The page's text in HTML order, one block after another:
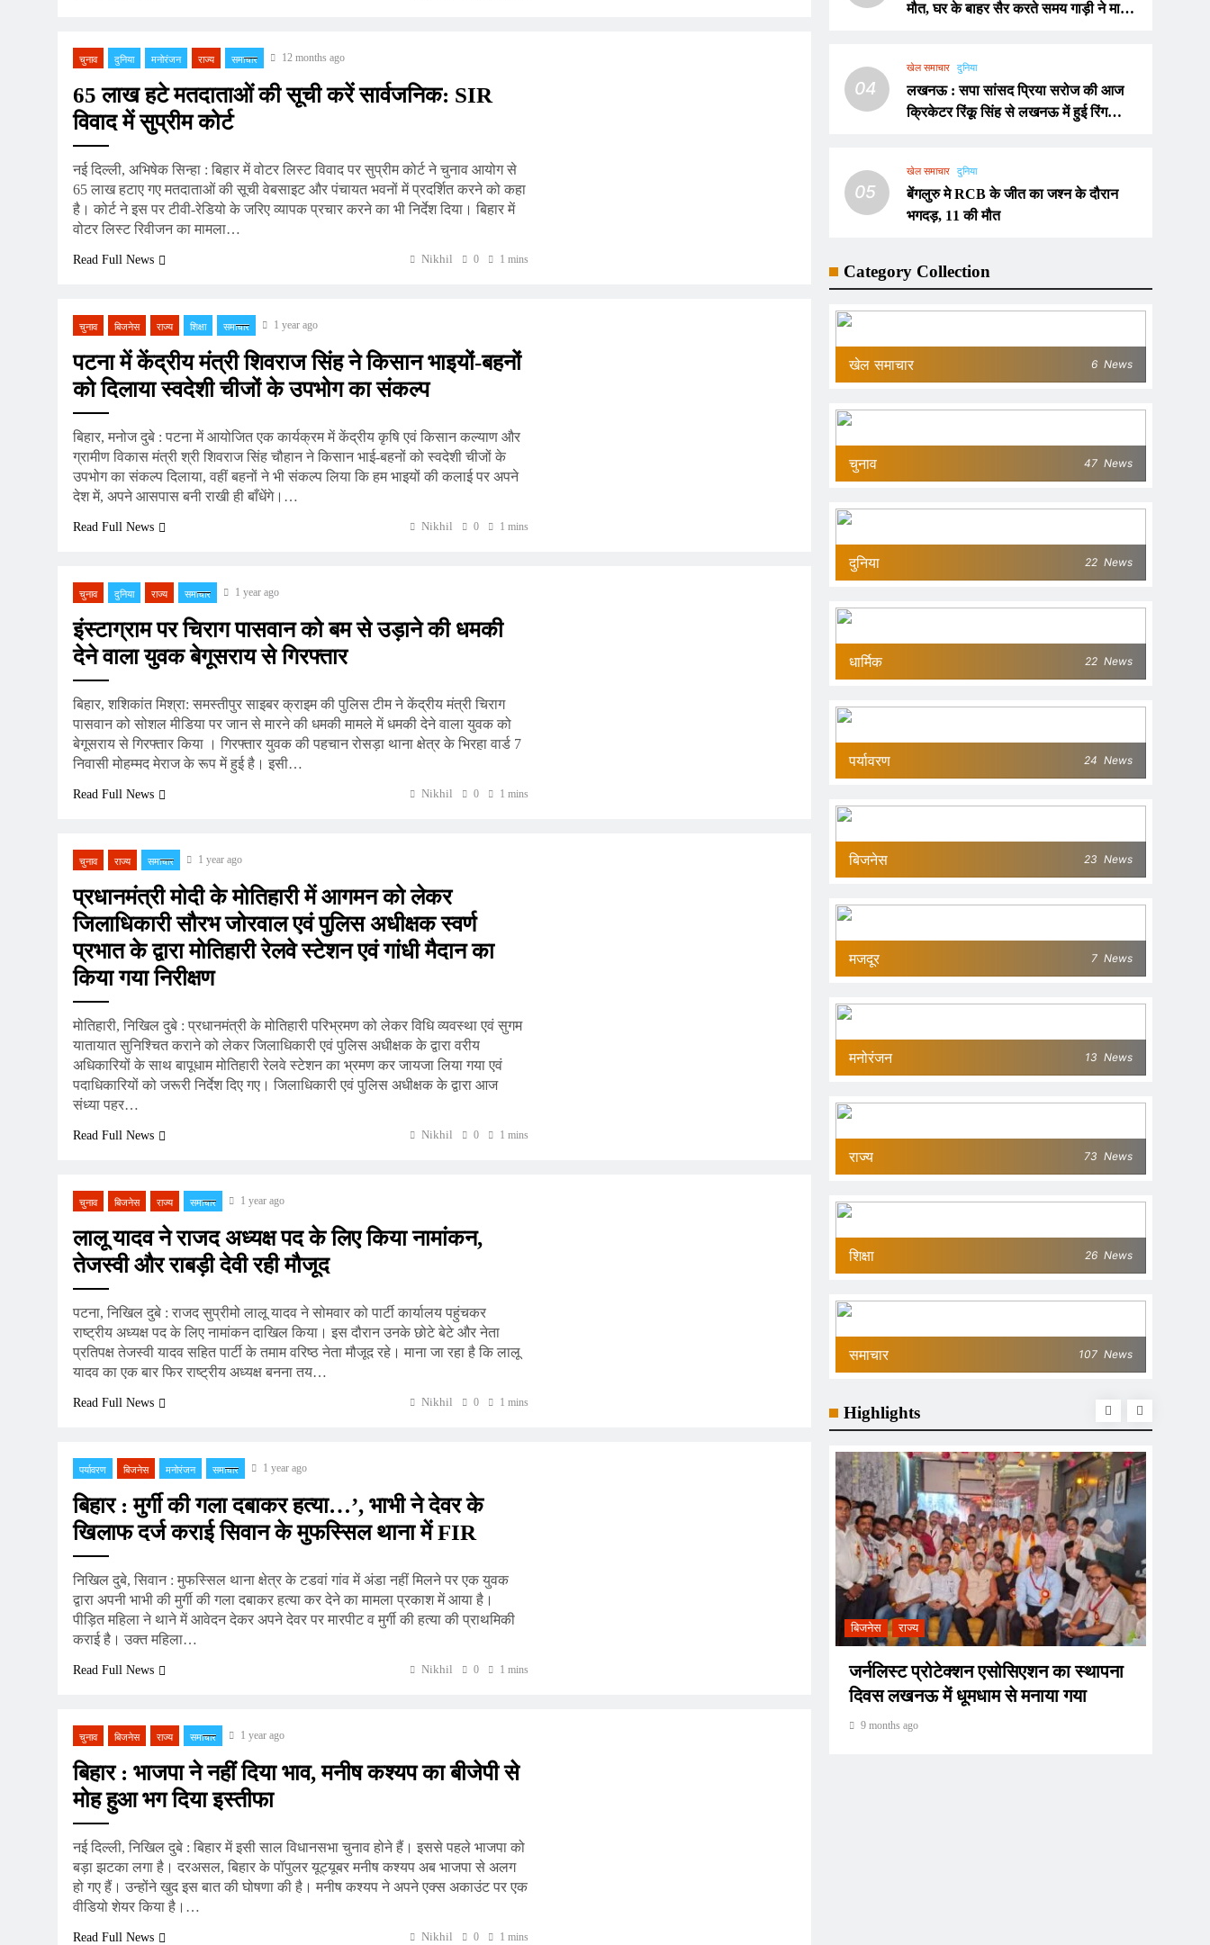
चुनाव दुनिया मनोरंजन राज्य समाचार 12 months ago
65 लाख हटे मतदाताओं की सूची करें सार्वजनिक: SIR
विवाद में सुप्रीम कोर्ट
नई दिल्ली, अभिषेक सिन्हा : बिहार में वोटर लिस्ट विवाद पर सुप्रीम कोर्ट ने चुनाव आयोग से
65 लाख हटाए गए मतदाताओं की सूची वेबसाइट और पंचायत भवनों में प्रदर्शित करने को कहा
है। कोर्ट ने इस पर टीवी-रेडियो के जरिए व्यापक प्रचार करने का भी निर्देश दिया। बिहार में
वोटर लिस्ट रिवीजन का मामला…
Read Full News Nikhil 0 1 mins
चुनाव बिजनेस राज्य शिक्षा समाचार 1 year ago
पटना में केंद्रीय मंत्री शिवराज सिंह ने किसान भाइयों-बहनों
को दिलाया स्वदेशी चीजों के उपभोग का संकल्प
बिहार, मनोज दुबे : पटना में आयोजित एक कार्यक्रम में केंद्रीय कृषि एवं किसान कल्याण और
ग्रामीण विकास मंत्री श्री शिवराज सिंह चौहान ने किसान भाई-बहनों को स्वदेशी चीजों के
उपभोग का संकल्प दिलाया, वहीं बहनों ने भी संकल्प लिया कि हम भाइयों की कलाई पर अपने
देश में, अपने आसपास बनी राखी ही बाँधेंगे।…
Read Full News Nikhil 0 1 mins
चुनाव दुनिया राज्य समाचार 1 year ago
इंस्टाग्राम पर चिराग पासवान को बम से उड़ाने की धमकी
देने वाला युवक बेगूसराय से गिरफ्तार
बिहार, शशिकांत मिश्रा: समस्तीपुर साइबर क्राइम की पुलिस टीम ने केंद्रीय मंत्री चिराग
पासवान को सोशल मीडिया पर जान से मारने की धमकी मामले में धमकी देने वाला युवक को
बेगूसराय से गिरफ्तार किया । गिरफ्तार युवक की पहचान रोसड़ा थाना क्षेत्र के भिरहा वार्ड 7
निवासी मोहम्मद मेराज के रूप में हुई है। इसी…
Read Full News Nikhil 0 1 mins
चुनाव राज्य समाचार 1 year ago
प्रधानमंत्री मोदी के मोतिहारी में आगमन को लेकर
जिलाधिकारी सौरभ जोरवाल एवं पुलिस अधीक्षक स्वर्ण
प्रभात के द्वारा मोतिहारी रेलवे स्टेशन एवं गांधी मैदान का
किया गया निरीक्षण
मोतिहारी, निखिल दुबे : प्रधानमंत्री के मोतिहारी परिभ्रमण को लेकर विधि व्यवस्था एवं सुगम
यातायात सुनिश्चित कराने को लेकर जिलाधिकारी एवं पुलिस अधीक्षक के द्वारा वरीय
अधिकारियों के साथ बापूधाम मोतिहारी रेलवे स्टेशन का भ्रमण कर जायजा लिया गया एवं
पदाधिकारियों को जरूरी निर्देश दिए गए। जिलाधिकारी एवं पुलिस अधीक्षक के द्वारा आज
संध्या पहर…
Read Full News Nikhil 0 1 mins
चुनाव बिजनेस राज्य समाचार 1 year ago
लालू यादव ने राजद अध्यक्ष पद के लिए किया नामांकन,
तेजस्वी और राबड़ी देवी रही मौजूद
पटना, निखिल दुबे : राजद सुप्रीमो लालू यादव ने सोमवार को पार्टी कार्यालय पहुंचकर
राष्ट्रीय अध्यक्ष पद के लिए नामांकन दाखिल किया। इस दौरान उनके छोटे बेटे और नेता
प्रतिपक्ष तेजस्वी यादव सहित पार्टी के तमाम वरिष्ठ नेता मौजूद रहे। माना जा रहा है कि लालू
यादव का एक बार फिर राष्ट्रीय अध्यक्ष बनना तय…
Read Full News Nikhil 0 1 mins
पर्यावरण बिजनेस मनोरंजन समाचार 1 year ago
बिहार : मुर्गी की गला दबाकर हत्या…’, भाभी ने देवर के
खिलाफ दर्ज कराई सिवान के मुफस्सिल थाना में FIR
निखिल दुबे, सिवान : मुफस्सिल थाना क्षेत्र के टडवां गांव में अंडा नहीं मिलने पर एक युवक
द्वारा अपनी भाभी की मुर्गी की गला दबाकर हत्या कर देने का मामला प्रकाश में आया है।
पीड़ित महिला ने थाने में आवेदन देकर अपने देवर पर मारपीट व मुर्गी की हत्या की प्राथमिकी
कराई है। उक्त महिला…
Read Full News Nikhil 0 1 mins
चुनाव बिजनेस राज्य समाचार 1 year ago
बिहार : भाजपा ने नहीं दिया भाव, मनीष कश्यप का बीजेपी से
मोह हुआ भग दिया इस्तीफा
नई दिल्ली, निखिल दुबे : बिहार में इसी साल विधानसभा चुनाव होने हैं। इससे पहले भाजपा को
बड़ा झटका लगा है। दरअसल, बिहार के पॉपुलर यूट्यूबर मनीष कश्यप अब भाजपा से अलग
हो गए हैं। उन्होंने खुद इस बात की घोषणा की है। मनीष कश्यप ने अपने एक्स अकाउंट पर एक
वीडियो शेयर किया है।…
Read Full News Nikhil 0 1 mins
मौत, घर के बाहर सैर करते समय गाड़ी ने मारी
04
खेल समाचार दुनिया
लखनऊ : सपा सांसद प्रिया सरोज की आज
क्रिकेटर रिंकू सिंह से लखनऊ में हुई रिंग
05
खेल समाचार दुनिया
बेंगलुरु मे RCB के जीत का जश्न के दौरान
भगदड़, 11 की मौत
Category Collection
खेल समाचार 6 News
चुनाव 47 News
दुनिया 22 News
धार्मिक 22 News
पर्यावरण 24 News
बिजनेस 23 News
मजदूर 7 News
मनोरंजन 13 News
राज्य 73 News
शिक्षा 26 News
समाचार 107 News
Highlights
लुधियाना में बड़ा खेल: निगम की मिलीभगत से
बिजनेस राज्य
जर्नलिस्ट प्रोटेक्शन एसोसिएशन का स्थापना
दिवस लखनऊ में धूमधाम से मनाया गया
9 months ago